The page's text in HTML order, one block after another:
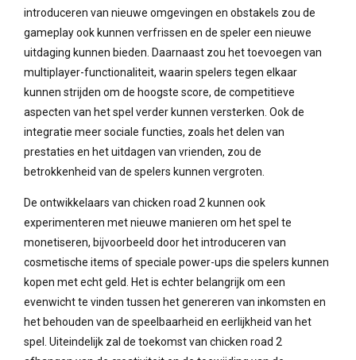
introduceren van nieuwe omgevingen en obstakels zou de
gameplay ook kunnen verfrissen en de speler een nieuwe
uitdaging kunnen bieden. Daarnaast zou het toevoegen van
multiplayer-functionaliteit, waarin spelers tegen elkaar
kunnen strijden om de hoogste score, de competitieve
aspecten van het spel verder kunnen versterken. Ook de
integratie meer sociale functies, zoals het delen van
prestaties en het uitdagen van vrienden, zou de
betrokkenheid van de spelers kunnen vergroten.
De ontwikkelaars van chicken road 2 kunnen ook
experimenteren met nieuwe manieren om het spel te
monetiseren, bijvoorbeeld door het introduceren van
cosmetische items of speciale power-ups die spelers kunnen
kopen met echt geld. Het is echter belangrijk om een
evenwicht te vinden tussen het genereren van inkomsten en
het behouden van de speelbaarheid en eerlijkheid van het
spel. Uiteindelijk zal de toekomst van chicken road 2